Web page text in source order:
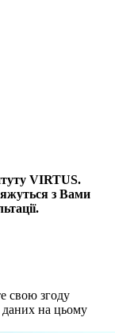
VIRTUS.
з Вами
свою згоду
даних на цьому